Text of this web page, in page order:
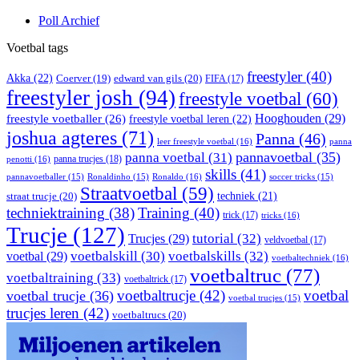
Poll Archief
Voetbal tags
Akka (22) Coerver(19) edward van gils (20) FIFA(17) freestyler(40)
freestyler josh (94) freestyle voetbal (60)
freestyle voetballer (26) freestyle voetbal leren (22) Hooghouden (29)
joshua agteres (71) leer freestyle voetbal (16) Panna (46) panna
penotti (16) panna trucjes (18) panna voetbal (31) pannavoetbal (35)
pannavoetballer (15) Ronaldinho (15) Ronaldo (16) skills (41) soccer tricks (15)
straat trucje (20) Straatvoetbal (59) techniek (21)
techniektraining (38)Training (40) trick (17) tricks (16)
Trucje (127) Trucjes (29) tutorial (32) veldvoetbal (17)
voetbal (29) voetbalskill (30) voetbalskills (32) voetbaltechniek (16)
voetbaltraining (33) voetbaltrick (17) voetbaltruc (77)
voetbal trucje (36) voetbaltrucje (42) voetbal trucjes (15) voetbal
trucjes leren (42) voetbaltrucs (20)